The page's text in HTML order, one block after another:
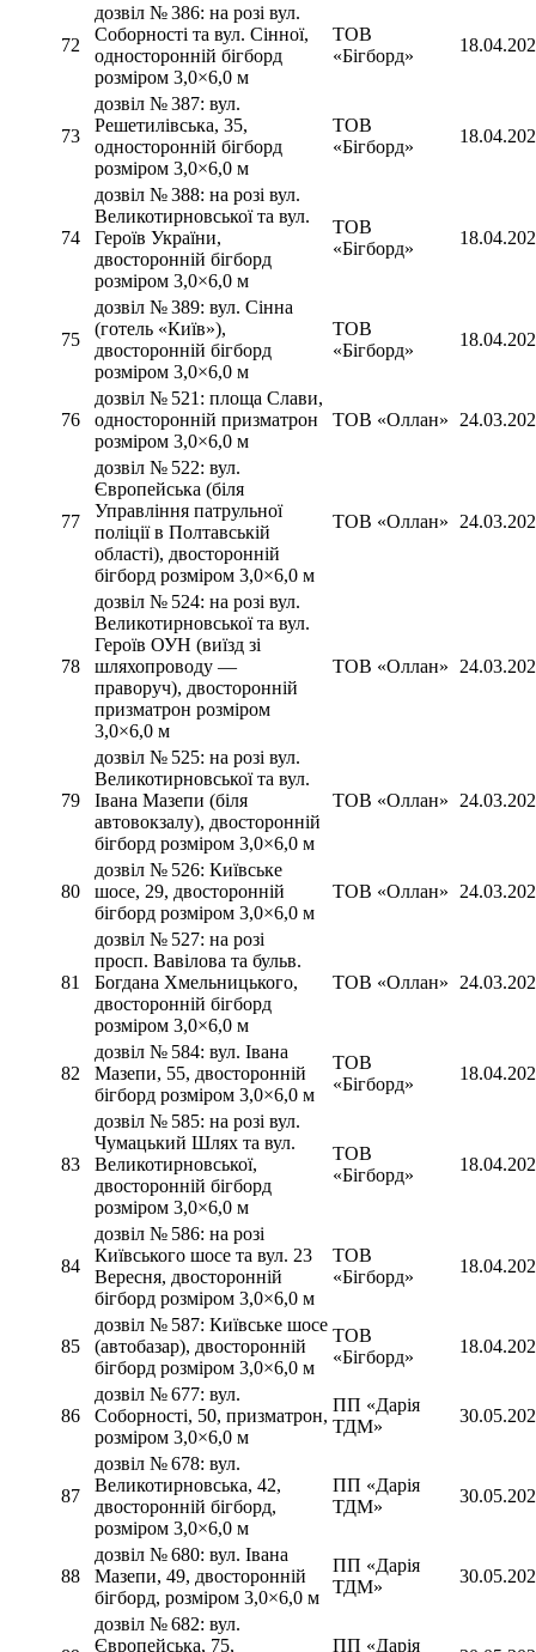
72
дозвіл № 386: на розі вул.
Соборності та вул. Сінної,
односторонній бігборд
розміром 3,0×6,0 м
ТОВ
«Бігборд»
73
дозвіл № 387: вул.
Решетилівська, 35,
односторонній бігборд
розміром 3,0×6,0 м
ТОВ
«Бігборд»
74
дозвіл № 388: на розі вул.
Великотирновської та вул.
Героїв України,
двосторонній бігборд
розміром 3,0×6,0 м
ТОВ
«Бігборд»
75
дозвіл № 389: вул. Сінна
(готель «Київ»),
двосторонній бігборд
розміром 3,0×6,0 м
ТОВ
«Бігборд»
76
дозвіл № 521: площа Слави,
односторонній призматрон
розміром 3,0×6,0 м
ТОВ «Оллан»
77
дозвіл № 522: вул.
Європейська (біля
Управління патрульної
поліції в Полтавській
області), двосторонній
бігборд розміром 3,0×6,0 м
ТОВ «Оллан»
78
дозвіл № 524: на розі вул.
Великотирновської та вул.
Героїв ОУН (виїзд зі
шляхопроводу —
праворуч), двосторонній
призматрон розміром
3,0×6,0 м
ТОВ «Оллан»
79
дозвіл № 525: на розі вул.
Великотирновської та вул.
Івана Мазепи (біля
автовокзалу), двосторонній
бігборд розміром 3,0×6,0 м
ТОВ «Оллан»
80
дозвіл № 526: Київське
шосе, 29, двосторонній
бігборд розміром 3,0×6,0 м
ТОВ «Оллан»
81
дозвіл № 527: на розі
просп. Вавілова та бульв.
Богдана Хмельницького,
двосторонній бігборд
розміром 3,0×6,0 м
ТОВ «Оллан»
82
дозвіл № 584: вул. Івана
Мазепи, 55, двосторонній
бігборд розміром 3,0×6,0 м
ТОВ
«Бігборд»
83
дозвіл № 585: на розі вул.
Чумацький Шлях та вул.
Великотирновської,
двосторонній бігборд
розміром 3,0×6,0 м
ТОВ
«Бігборд»
84
дозвіл № 586: на розі
Київського шосе та вул. 23
Вересня, двосторонній
бігборд розміром 3,0×6,0 м
ТОВ
«Бігборд»
85
дозвіл № 587: Київське шосе
(автобазар), двосторонній
бігборд розміром 3,0×6,0 м
ТОВ
«Бігборд»
86
дозвіл № 677: вул.
Соборності, 50, призматрон,
розміром 3,0×6,0 м
ПП «Дарія
ТДМ»
87
дозвіл № 678: вул.
Великотирновська, 42,
двосторонній бігборд,
розміром 3,0×6,0 м
ПП «Дарія
ТДМ»
88
дозвіл № 680: вул. Івана
Мазепи, 49, двосторонній
бігборд, розміром 3,0×6,0 м
ПП «Дарія
ТДМ»
дозвіл № 682: вул.
Європейська, 75,
ПП «Дарія